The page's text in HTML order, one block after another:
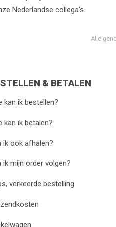
Nederlandse collega's
Alle
& BETALEN
kan ik bestellen?
kan ik betalen?
ik ook afhalen?
ik mijn order volgen?
verkeerde bestelling